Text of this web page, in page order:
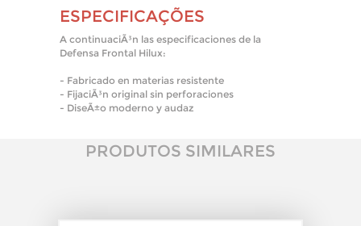
ESPECIFICAÇÕES
A continuaciÃ³n las especificaciones de la
Defensa Frontal Hilux:
- Fabricado en materias resistente
- FijaciÃ³n original sin perforaciones
- DiseÃ±o moderno y audaz
PRODUTOS SIMILARES